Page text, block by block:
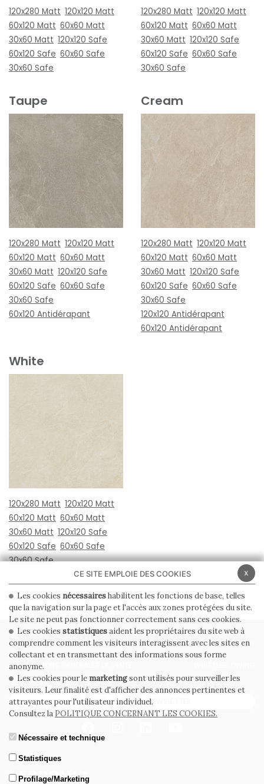
120x280 Matt 120x120 Matt
60x120 Matt 60x60 Matt
30x60 Matt 120x120 Safe
60x120 Safe 60x60 Safe
30x60 Safe
120x280 Matt 120x120 Matt
60x120 Matt 60x60 Matt
30x60 Matt 120x120 Safe
60x120 Safe 60x60 Safe
30x60 Safe
Taupe
120x280 Matt 120x120 Matt
60x120 Matt 60x60 Matt
30x60 Matt 120x120 Safe
60x120 Safe 60x60 Safe
30x60 Safe
60x120 Antidérapant
Cream
120x280 Matt 120x120 Matt
60x120 Matt 60x60 Matt
30x60 Matt 120x120 Safe
60x120 Safe 60x60 Safe
30x60 Safe
120x120 Antidérapant
60x120 Antidérapant
White
120x280 Matt 120x120 Matt
60x120 Matt 60x60 Matt
30x60 Matt 120x120 Safe
60x120 Safe 60x60 Safe
30x60 Safe
PRIVACY POLICY COOKIE POLICY
CONDITIONS GÉNÉRALES DE VENTE
ABONNEZ-VOUS À LA NEWSLETTER
x
CE SITE EMPLOIE DES COOKIES
Les cookies nécessaireshabilitent les fonctions de base, telles
que la navigation sur la page et l'accès aux zones protégées du site.
Le site ne peut pas fonctionner correctement sans ces cookies.
Les cookies statistiquesaident les propriétaires du site web à
comprendre comment les visiteurs interagissent avec les sites en
collectant et en transmettant des informations sous forme
anonyme.
Les cookies pour le marketingsont utilisés pour surveiller les
visiteurs. Leur finalité est d'afficher des annonces pertinentes et
attrayantes pour l'utilisateur individuel.
Consultez la POLITIQUE CONCERNANT LES COOKIES.
Nécessaire et technique
Statistiques
Profilage/Marketing